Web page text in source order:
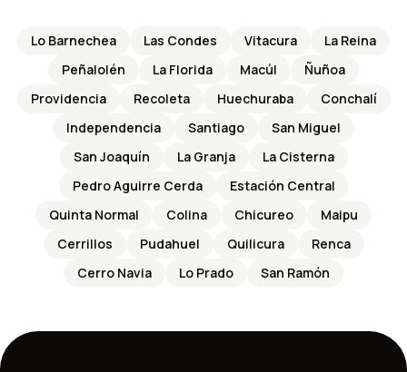
Lo Barnechea Las Condes Vitacura
La Reina
Peñalolén
La Florida Macúl
Ñuñoa
Providencia
Recoleta Huechuraba
Conchalí
Independencia
Santiago
San Miguel
San Joaquín
La Granja
La Cisterna
Pedro Aguirre Cerda
Estación Central
Quinta Normal
Colina Chicureo
Maipu
Cerrillos
Pudahuel Quilicura
Renca
Cerro Navia
Lo Prado San Ramón